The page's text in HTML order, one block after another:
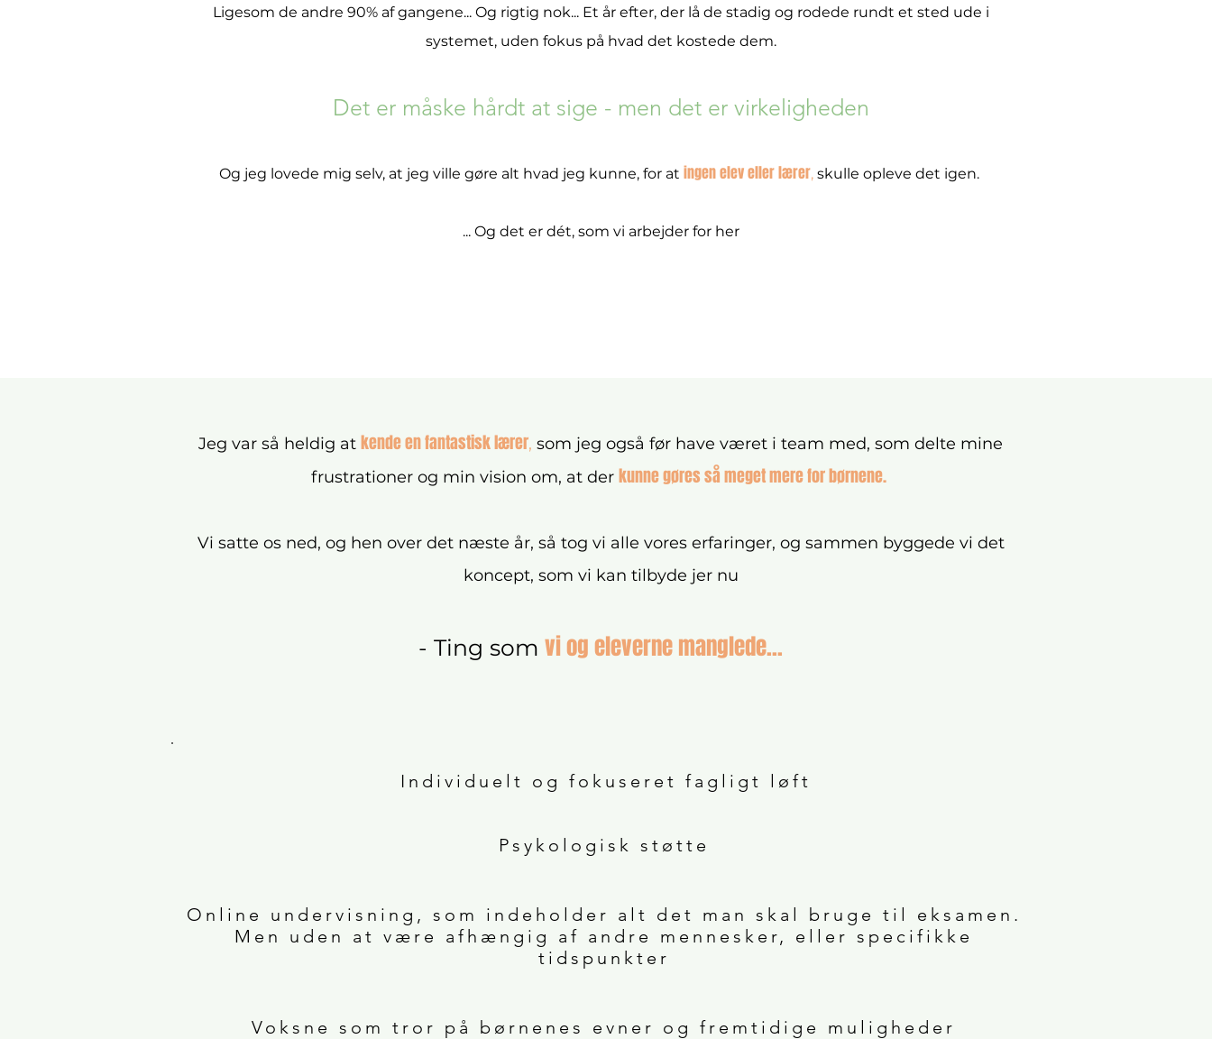
Ligesom de andre 90% af gangene... Og rigtig nok... Et år efter, der lå de stadig og rodede rundt et sted ude i
systemet, uden fokus på hvad det kostede dem.
Det er måske hårdt at sige - men det er virkeligheden
Og jeg lovede mig selv, at jeg ville gøre alt hvad jeg kunne, for at ingen elev eller lærer, skulle opleve det igen.
​... Og det er dét, som vi arbejder for her
Jeg var så heldig at kende en fantastisk lærer, som jeg også før have været i team med, som delte mine
frustrationer og min vision om, at der kunne gøres så meget mere for børnene.
​Vi satte os ned, og hen over det næste år, så tog vi alle vores erfaringer, og sammen byggede vi det
koncept, som vi kan tilbyde jer nu
- Ting som vi og eleverne manglede...
Individuelt og fokuseret fagligt løft
Psykologisk støtte
Online undervisning, som indeholder alt det man skal bruge til eksamen.
Men uden at være afhængig af andre mennesker, eller specifikke
tidspunkter
Voksne som tror på børnenes evner og fremtidige muligheder